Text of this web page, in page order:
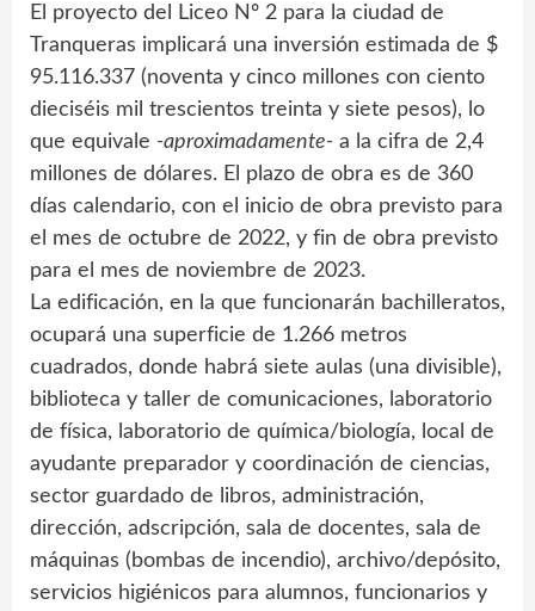
El proyecto del Liceo Nº 2 para la ciudad de
Tranqueras implicará una inversión estimada de $
95.116.337 (noventa y cinco millones con ciento
dieciséis mil trescientos treinta y siete pesos), lo
que equivale -aproximadamente- a la cifra de 2,4
millones de dólares. El plazo de obra es de 360
días calendario, con el inicio de obra previsto para
el mes de octubre de 2022, y fin de obra previsto
para el mes de noviembre de 2023.
La edificación, en la que funcionarán bachilleratos,
ocupará una superficie de 1.266 metros
cuadrados, donde habrá siete aulas (una divisible),
biblioteca y taller de comunicaciones, laboratorio
de física, laboratorio de química/biología, local de
ayudante preparador y coordinación de ciencias,
sector guardado de libros, administración,
dirección, adscripción, sala de docentes, sala de
máquinas (bombas de incendio), archivo/depósito,
servicios higiénicos para alumnos, funcionarios y